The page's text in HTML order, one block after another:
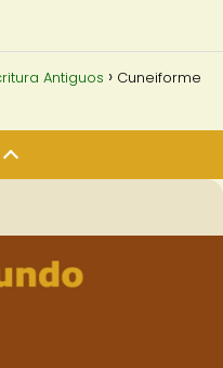
Antiguos Cuneiforme